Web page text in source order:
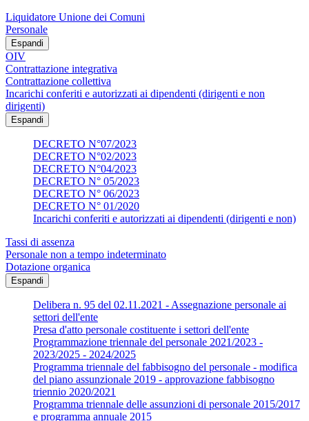
Liquidatore Unione dei Comuni
Personale
Espandi
OIV
Contrattazione integrativa
Contrattazione collettiva
Incarichi conferiti e autorizzati ai dipendenti (dirigenti e non
dirigenti)
Espandi
DECRETO N°07/2023
DECRETO N°02/2023
DECRETO N°04/2023
DECRETO N° 05/2023
DECRETO N° 06/2023
DECRETO N° 01/2020
Incarichi conferiti e autorizzati ai dipendenti (dirigenti e non)
Tassi di assenza
Personale non a tempo indeterminato
Dotazione organica
Espandi
Delibera n. 95 del 02.11.2021 - Assegnazione personale ai
settori dell'ente
Presa d'atto personale costituente i settori dell'ente
Programmazione triennale del personale 2021/2023 -
2023/2025 - 2024/2025
Programma triennale del fabbisogno del personale - modifica
del piano assunzionale 2019 - approvazione fabbisogno
triennio 2020/2021
Programma triennale delle assunzioni di personale 2015/2017
e programma annuale 2015